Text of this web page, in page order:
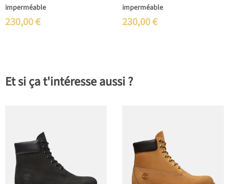
imperméable
230,00€
imperméable
230,00€
Et si ça t'intéresse aussi ?